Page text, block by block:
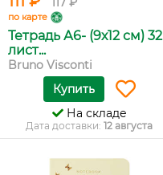
по карте
Тетрадь А6- (9х12 см) 32
лист...
Bruno Visconti
Купить
На складе
Дата доставки: 12 августа